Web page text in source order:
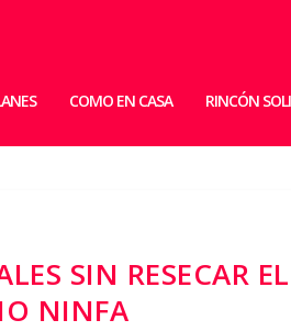
COMO EN CASA RINCÓN
SIN RESECAR EL
NINFA